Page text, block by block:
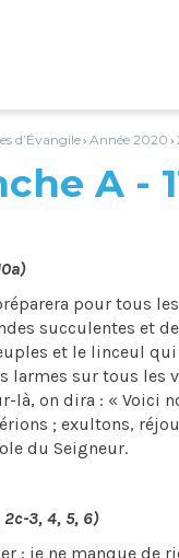
d’Évangile› Année 2020 ›
A -
pour tous
succulentes et
et le linceul
larmes sur tous les
là, on dira : « Voici
; exultons,
du Seigneur.
2c-3, 4, 5, 6)
: je ne manque de